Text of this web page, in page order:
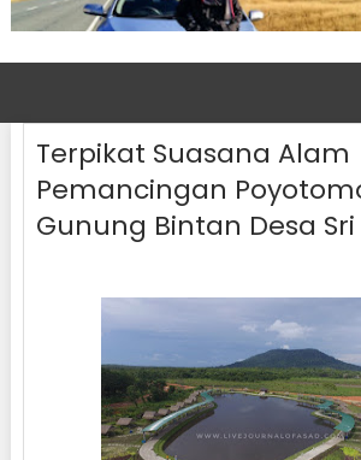
Terpikat Suasana Alam
Pemancingan
Gunung Bintan Desa